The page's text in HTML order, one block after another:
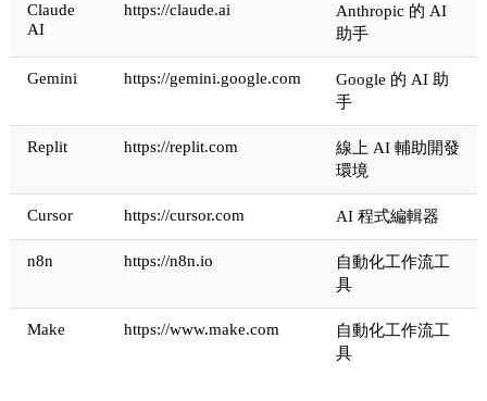
Claude
AI
https://claude.ai
Anthropic 的 AI
助手
Gemini https://gemini.google.com
Google 的 AI 助
手
Replit https://replit.com
線上 AI 輔助開發
環境
Cursor https://cursor.com AI 程式編輯器
n8n https://n8n.io
自動化工作流工
具
Make https://www.make.com
自動化工作流工
具